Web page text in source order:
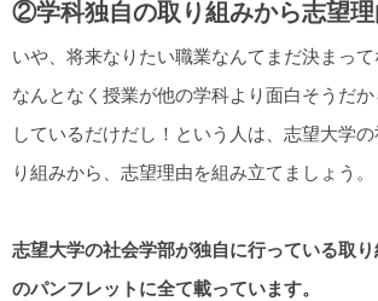
②学科独自の取り組みから志望
いや、将来なりたい職業なんてまだ決まって
なんとなく授業が他の学科より面白そうだ
しているだけだし！という人は、志望大学
り組みから、志望理由を組み立てましょう。
志望大学の社会学部が独自に行っている取
のパンフレットに全て載っています。